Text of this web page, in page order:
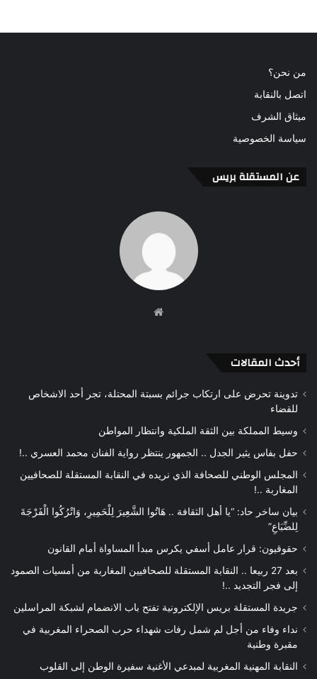
من نحن؟
اتصل بالنقابة
ميثاق الشرف
سياسة الخصوصية
عن المستقلة بريس
أحدث المقالات
تدوينة تحرض على ارتكاب جرائم بسبتة المحتلة، تجر أحد الاشخاص
للقضاء
وسيط المملكة بين الثقة الملكية وانتظار المواطن
حفل بفاس يثير الجدل .. الجمهور ينتظر رواية الفنان محمد العسري ..!
المجلس الوطني للصحافة الذي نريده في النقابة المستقلة للصحافيين
المغاربة ..!
بيان ساخر حاد: “يا أهل الثقافة .. هَاتُوا الشَّعِيرَ لِلْحَمِيرِ، وَاتْرُكُوا الْفَرْجَةَ
لِلضِّبَاعِ”
حقوقيون: قرار عامل أسفي يكرس مبدأ المساواة أمام القانون
بعد 27 ربيعا .. النقابة المستقلة للصحافيين المغاربة من أمسيات الصمود
إلى فجر التجديد ..!
جريدة المستقلة بريس الإلكترونية تفتح باب الانضمام لشبكة المراسلين
نداء وفاء من أجل لم شمل رفات شهداء حرب الصحراء المغربية في
مقبرة وطنية
النقابة المهنية المغربية لمبدعي الأغنية سفيرة الوطن إلى القلوب